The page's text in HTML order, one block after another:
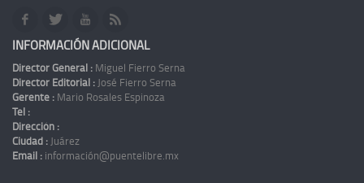
INFORMACIÓN ADICIONAL
Director General : Miguel Fierro Serna
Director Editorial : José Fierro Serna
Gerente : Mario Rosales Espinoza
Tel :
Dirección :
Ciudad : Juárez
Email : información@puentelibre.mx